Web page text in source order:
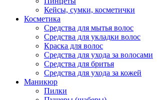
Кейсы, сумки, косметички
Косметика
Средства для мытья волос
Средства для укладки волос
Краска для волос
Средства для ухода за волосами
Средства для бритья
Средства для ухода за кожей
Маникюр
Пилки